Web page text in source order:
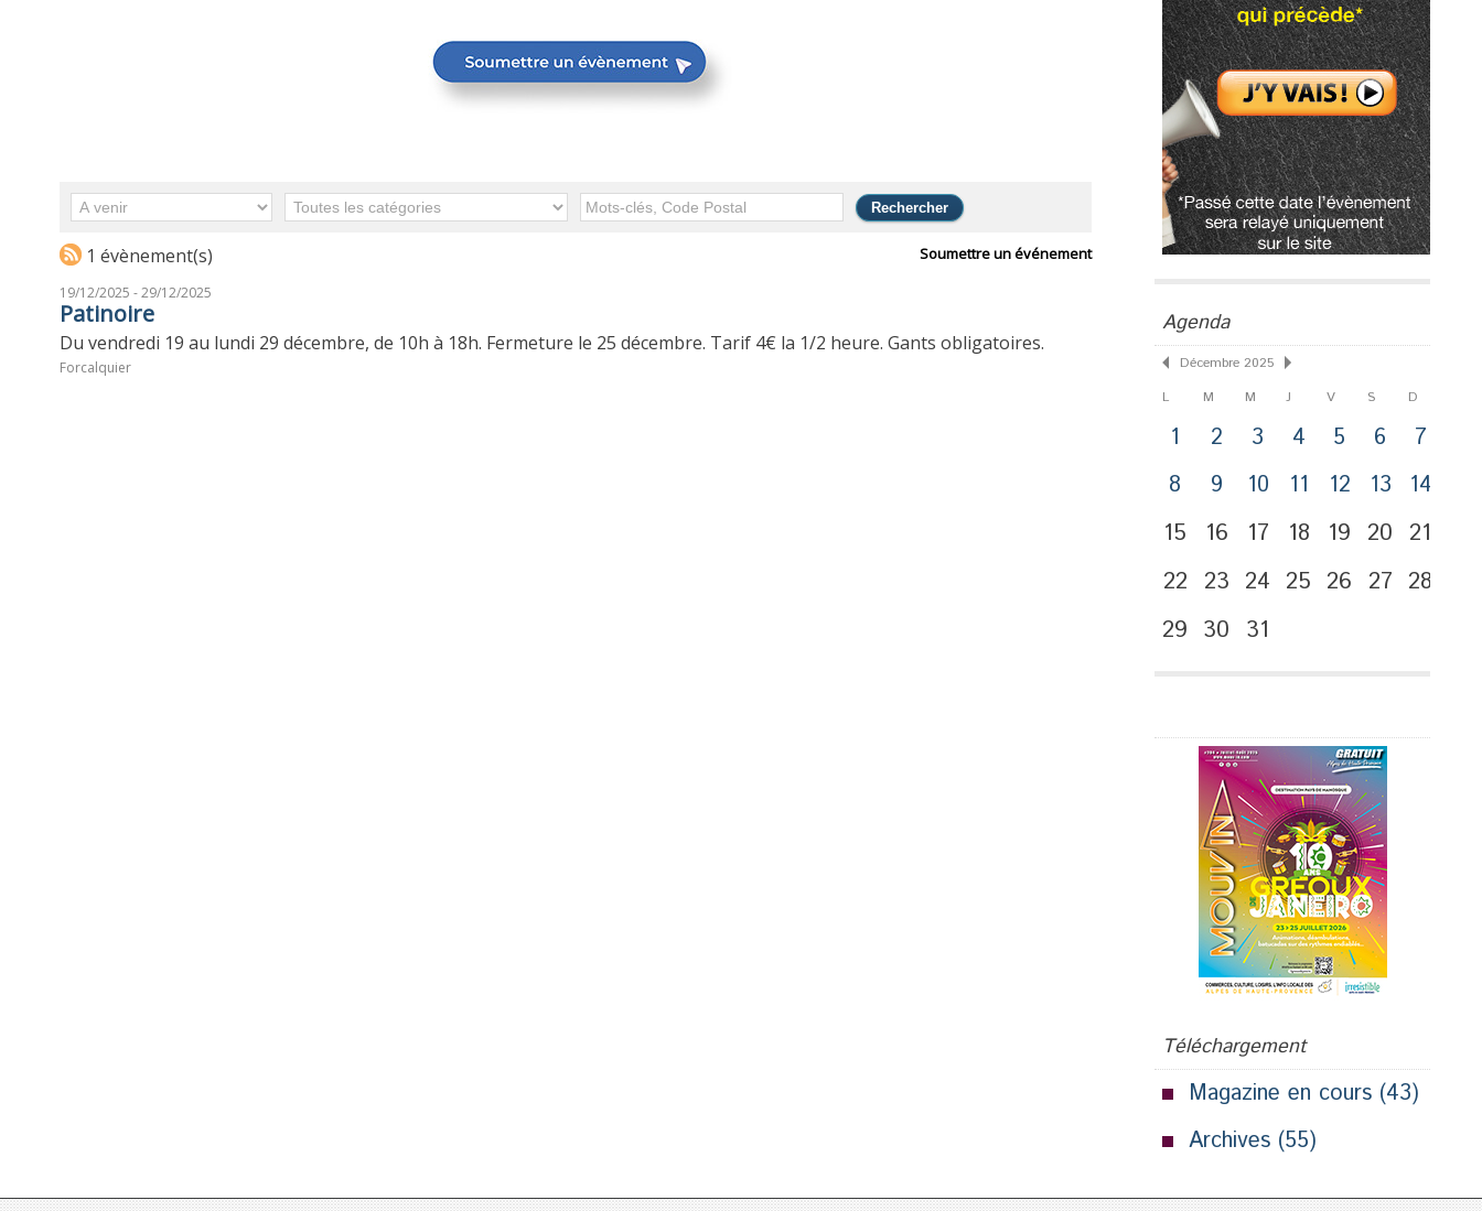
1 évènement(s) Soumettre un événement
19/12/2025 - 29/12/2025
Patinoire
Du vendredi 19 au lundi 29 décembre, de 10h à 18h. Fermeture le 25 décembre. Tarif 4€ la 1/2 heure. Gants obligatoires.
Forcalquier
Agenda
Décembre 2025
L
M M J V S D
1 2 3 4 5 6
7
8
9 10 11 12 13 14
15 16 17 18 19 20 21
22 23 24 25 26 27 28
29 30 31
Téléchargement
Magazine en cours (43)
Archives (55)